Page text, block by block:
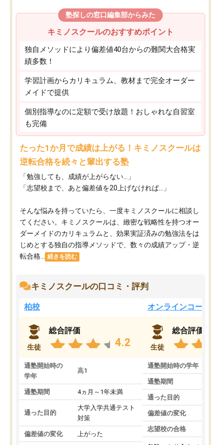
塾探しの窓口編集部からみた
キミノスクールのおすすめポイント
独自メソッドにより偏差値40台からの難関大合格実
績多数！
学習計画からカリキュラム、教材まで完全オーダー
メイドで提供
個別指導なのに定額で受け放題！おしゃれな自習室
も完備
たった1か月で成績は上がる！キミノスクールは
逆転合格を続々と輩出する塾
「勉強しても、成績が上がらない…」
「志望校まで、あと偏差値を20上げなければ…」
そんな悩みを持っていたら、一度キミノスクールに相談し
てください。キミノスクールは、緻密な戦略性を持つオー
ダーメイドのカリキュラムと、効果実証済みの勉強法をは
じめとする独自の指導メソッドで、数々の成績アップ・逆
転合格...
続きを読む
キミノスクールの口コミ・評判
柏校
生徒
総合評価
4.2
通塾開始時の
学年
高1
通塾期間 4ヵ月～1年未満
通った目的
大学入学共通テスト
対策
偏差値の変化 上がった
オンラインコース
生徒
総合評価
通塾開始時の学年
通塾期間
通った目的
偏差値の変化
志望校の合格